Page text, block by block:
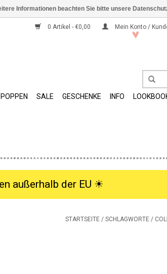
0 Artikel - €0,00 Mein Konto /
POPPEN SALE GESCHENKE INFO
außerhalb der EU ☀︎
STARTSEITE / SCHLAGWORTE /
Informationen beachten Sie bitte unsere